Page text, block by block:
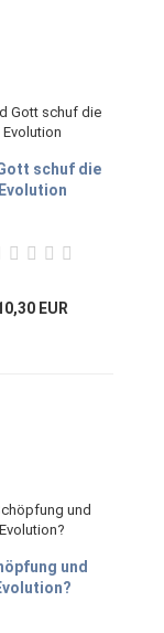
schuf die
Evolution
EUR
und